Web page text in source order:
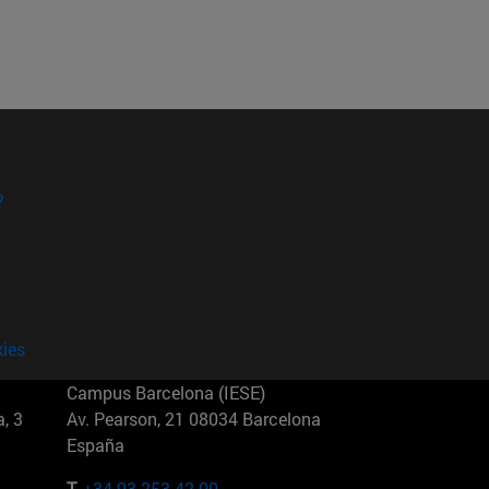
3
Campus Barcelona (IESE)
Av. Pearson, 21 08034 Barcelona
España